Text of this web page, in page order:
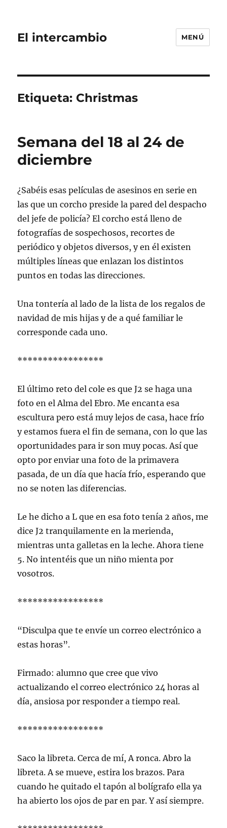
El intercambio MENÚ
Etiqueta: Christmas
Semana del 18 al 24 de
diciembre
¿Sabéis esas películas de asesinos en serie en
las que un corcho preside la pared del despacho
del jefe de policía? El corcho está lleno de
fotografías de sospechosos, recortes de
periódico y objetos diversos, y en él existen
múltiples líneas que enlazan los distintos
puntos en todas las direcciones.
Una tontería al lado de la lista de los regalos de
navidad de mis hijas y de a qué familiar le
corresponde cada uno.
*****************
El último reto del cole es que J2 se haga una
foto en el Alma del Ebro. Me encanta esa
escultura pero está muy lejos de casa, hace frío
y estamos fuera el fin de semana, con lo que las
oportunidades para ir son muy pocas. Así que
opto por enviar una foto de la primavera
pasada, de un día que hacía frío, esperando que
no se noten las diferencias.
Le he dicho a L que en esa foto tenía 2 años, me
dice J2 tranquilamente en la merienda,
mientras unta galletas en la leche. Ahora tiene
5. No intentéis que un niño mienta por
vosotros.
*****************
“Disculpa que te envíe un correo electrónico a
estas horas”.
Firmado: alumno que cree que vivo
actualizando el correo electrónico 24 horas al
día, ansiosa por responder a tiempo real.
*****************
Saco la libreta. Cerca de mí, A ronca. Abro la
libreta. A se mueve, estira los brazos. Para
cuando he quitado el tapón al bolígrafo ella ya
ha abierto los ojos de par en par. Y así siempre.